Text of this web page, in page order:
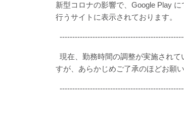
新型コロナの影響で、Google Play
行うサイトに表示されております。
現在、勤務時間の調整が実施され
すが、あらかじめご了承のほどお願い